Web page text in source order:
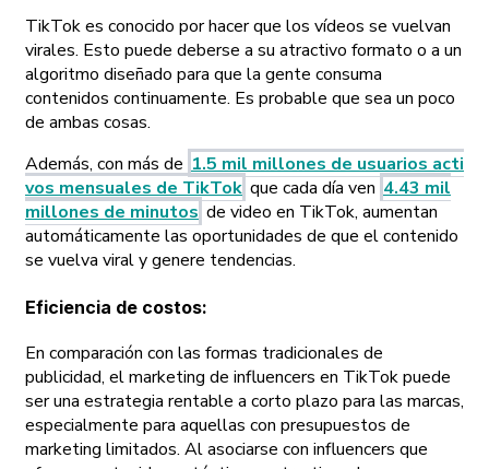
TikTok es conocido por hacer que los vídeos se vuelvan
virales. Esto puede deberse a su atractivo formato o a un
algoritmo diseñado para que la gente consuma
contenidos continuamente. Es probable que sea un poco
de ambas cosas.
Además, con más de 1.5 mil millones de usuarios acti
vos mensuales de TikTok que cada día ven 4.43 mil
millones de minutos de video en TikTok, aumentan
automáticamente las oportunidades de que el contenido
se vuelva viral y genere tendencias.
Eficiencia de costos:
En comparación con las formas tradicionales de
publicidad, el marketing de influencers en TikTok puede
ser una estrategia rentable a corto plazo para las marcas,
especialmente para aquellas con presupuestos de
marketing limitados. Al asociarse con influencers que